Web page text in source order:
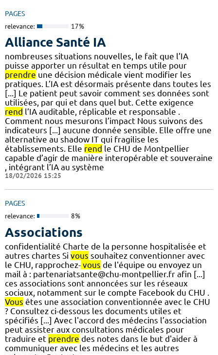
PAGES
relevance: 17%
Alliance Santé IA
nombreuses situations nouvelles, le fait que l’IA
puisse apporter un résultat en temps utile pour
prendre une décision médicale vient modifier les
pratiques. L’IA est désormais présente dans toutes les
[...] Le patient peut savoir comment ses données sont
utilisées, par qui et dans quel but. Cette exigence
rend l’IA auditable, réplicable et responsable .
Comment nous mesurons l’impact Nous suivons des
indicateurs [...] aucune donnée sensible. Elle offre une
alternative au shadow IT qui fragilise les
établissements. Elle rend le CHU de Montpellier
capable d’agir de manière interopérable et souveraine
, intégrant l’IA au système
18/02/2026 15:25
PAGES
relevance: 8%
Associations
confidentialité Charte de la personne hospitalisée et
autres chartes Si vous souhaitez conventionner avec
le CHU, rapprochez- vous de l'équipe ou envoyez un
mail à : partenariatsante@chu-montpellier.fr afin [...]
ces associations sont annoncées sur les réseaux
sociaux, notamment sur le compte Facebook du CHU .
Vous êtes une association conventionnée avec le CHU
? Consultez ci-dessous les documents utiles et
spécifiés [...] Avec l'accord des médecins l’association
peut assister aux consultations médicales pour
traduire et prendre des notes dans le but d'aider à
communiquer avec les médecins et les autres